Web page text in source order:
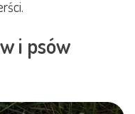
i psów